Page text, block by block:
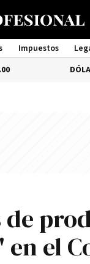
Impuestos
DÓLAR BLUE -0.33%
el